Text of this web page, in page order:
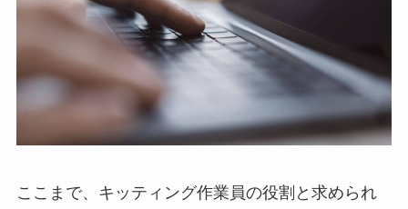
ここまで、キッティング作業員の役割と求められ